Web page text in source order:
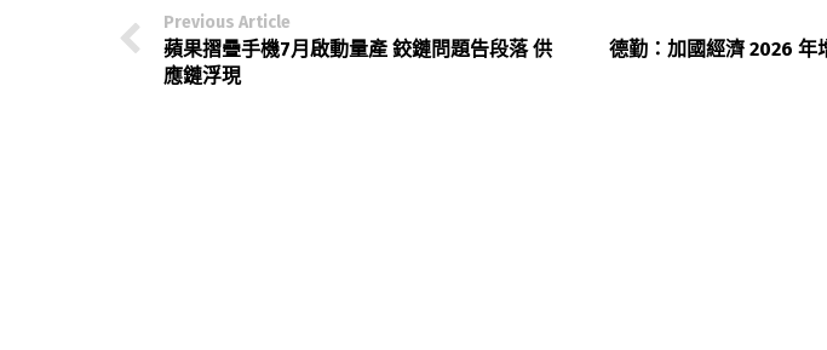
Previous Article
蘋果摺疊手機7月啟動量產 鉸鏈問題告段落 供
應鏈浮現
德勤：加國經濟 2026 年